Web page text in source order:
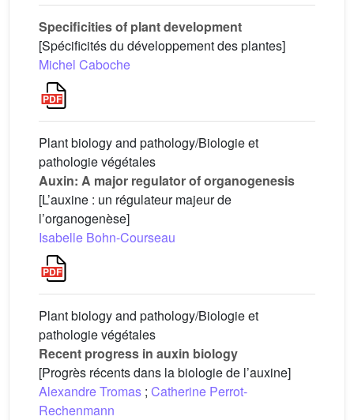
Specificities of plant development
[Spécificités du développement des plantes]
Michel Caboche
Plant biology and pathology/Biologie et
pathologie végétales
Auxin: A major regulator of organogenesis
[L’auxine : un régulateur majeur de
l’organogenèse]
Isabelle Bohn-Courseau
Plant biology and pathology/Biologie et
pathologie végétales
Recent progress in auxin biology
[Progrès récents dans la biologie de l’auxine]
Alexandre Tromas ; Catherine Perrot-
Rechenmann